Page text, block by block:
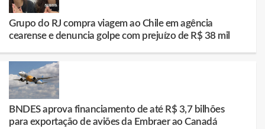
Grupo do RJ compra viagem ao Chile em agência
cearense e denuncia golpe com prejuízo de R$ 38 mil
BNDES aprova financiamento de até R$ 3,7 bilhões
para exportação de aviões da Embraer ao Canadá